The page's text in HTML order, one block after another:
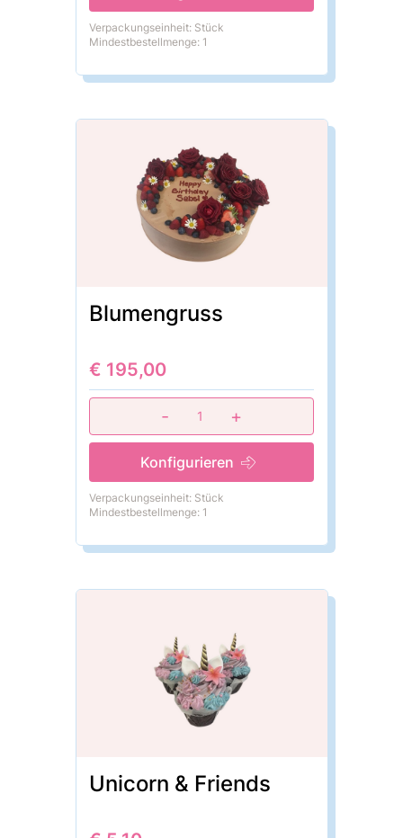
Verpackungseinheit: Stück
Mindestbestellmenge: 1
Blumengruss
€ 195,00
- 1 +
Konfigurieren
Verpackungseinheit: Stück
Mindestbestellmenge: 1
Unicorn & Friends